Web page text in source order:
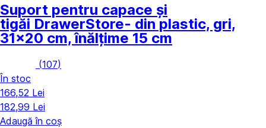
Suport pentru capace și
tigăi DrawerStore- din plastic, gri,
31x20 cm, înălțime 15 cm
(107)
În stoc
166,52 Lei
182,99 Lei
Adaugă în coș